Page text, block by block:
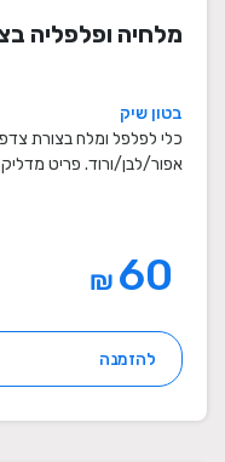
מלחיה ופלפליה
בטון שיק
כלי לפלפל ומלח בצורת
אפור/לבן/ורוד. פריט
₪
להזמנה